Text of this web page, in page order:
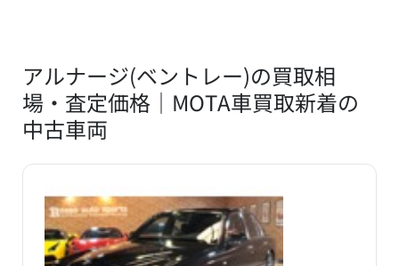
アルナージ(ベントレー)の買取相
場・査定価格｜MOTA車買取新着の
中古車両